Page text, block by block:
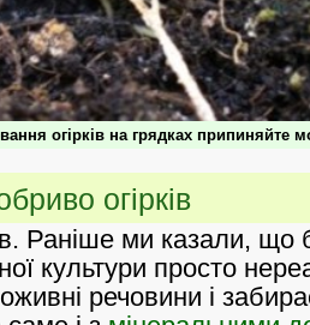
огірків на грядках припиняйте
огірків
Раніше ми казали, що
культури просто
речовини і